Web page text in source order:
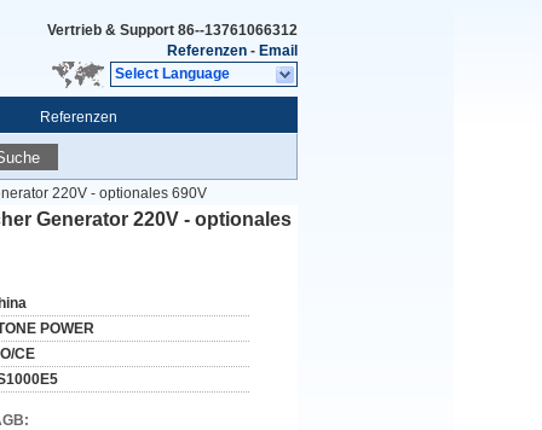
Vertrieb & Support 86--13761066312
Referenzen - Email
Select Language
Referenzen
220V - optionales 690V
Generator 220V - optionales
POWER
CE